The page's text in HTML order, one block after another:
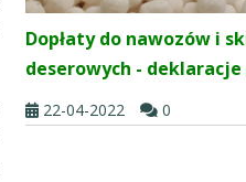
Dopłaty do nawozów i
deserowych - deklaracje
22-04-2022 0